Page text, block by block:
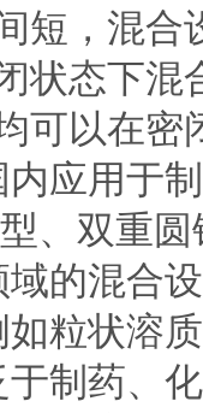
，混合
态下混
以在密
应用于
、双重
的混合
粒状溶
制药、